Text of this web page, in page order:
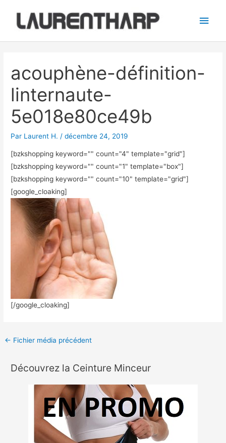
contenu
acouphène-définition-
linternaute-
5e018e80ce49b
Par Laurent H. /décembre 24, 2019
[bzkshopping keyword="" count="4" template="grid"]
[bzkshopping keyword="" count="1" template="box"]
[bzkshopping keyword="" count="10" template="grid"]
[google_cloaking]
[/google_cloaking]
articles
← Fichier média précédent
Découvrez la Ceinture Minceur